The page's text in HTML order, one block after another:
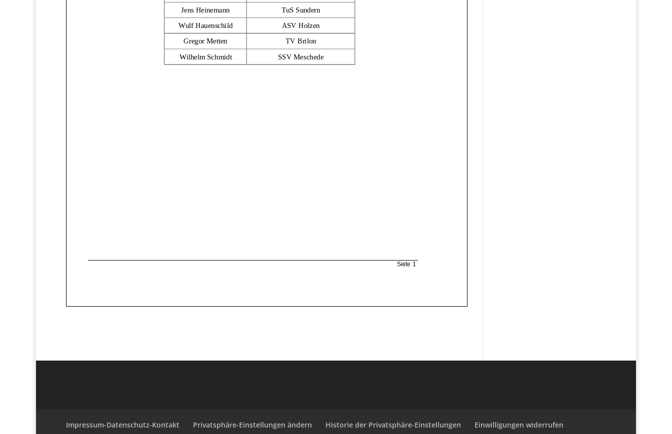
Impressum-Datenschutz-Kontakt Privatsphäre-Einstellungen ändern Historie der Privatsphäre-Einstellungen Einwilligungen widerrufen